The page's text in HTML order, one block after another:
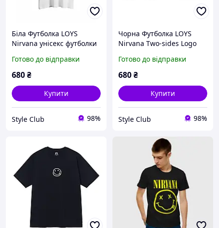
Біла Футболка LOYS
Nirvana унісекс футболки
Готово до відправки
680₴
Купити
Style Club 98%
Чорна Футболка LOYS
Nirvana Two-sides Logo
Кобейн унісекс XS
Готово до відправки
680₴
Купити
Style Club 98%